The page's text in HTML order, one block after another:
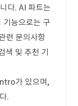
다. AI 파트는
기능으로는 구
련 문의사항
색 및 추천 기
가 있으며,
.